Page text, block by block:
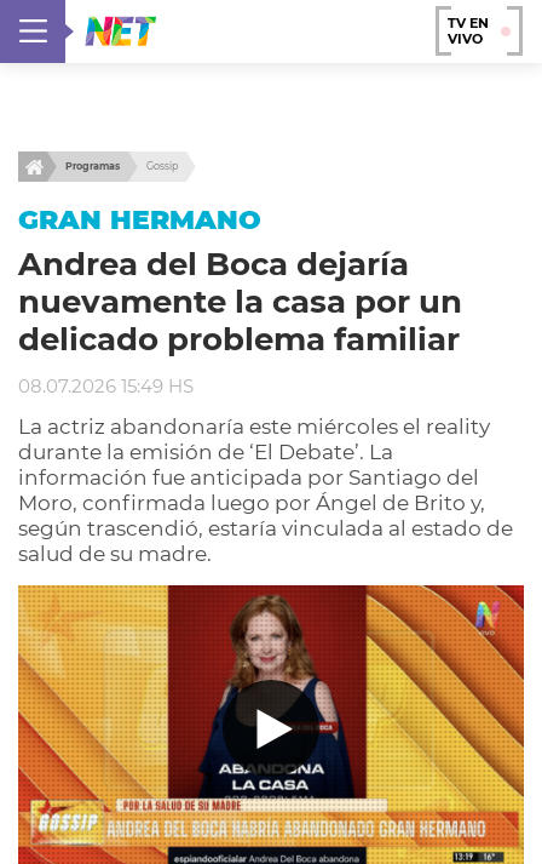
TV EN
VIVO
Programas Gossip
GRAN HERMANO
Andrea del Boca dejaría
nuevamente la casa por un
delicado problema familiar
08.07.2026 15:49 HS
La actriz abandonaría este miércoles el reality
durante la emisión de ‘El Debate’. La
información fue anticipada por Santiago del
Moro, confirmada luego por Ángel de Brito y,
según trascendió, estaría vinculada al estado de
salud de su madre.